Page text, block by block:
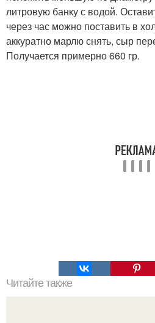
литровую банку с водой.
через час можно поставить в
аккуратно марлю снять, сыр
Получается примерно 660 гр.
Читайте также